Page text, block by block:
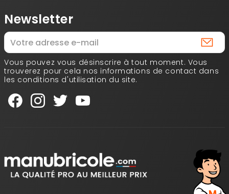
Newsletter
Vous pouvez vous désinscrire à tout moment. Vous
trouverez pour cela nos informations de contact dans
les conditions d'utilisation du site.